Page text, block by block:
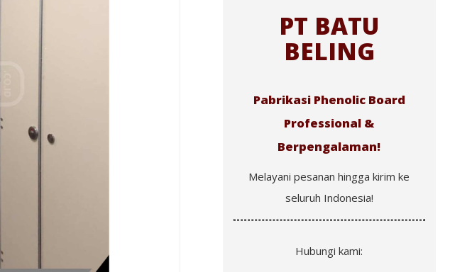
PT BATU
BELING
Pabrikasi Phenolic Board
Professional &
Berpengalaman!
Melayani pesanan hingga kirim ke
seluruh Indonesia!
Hubungi kami: